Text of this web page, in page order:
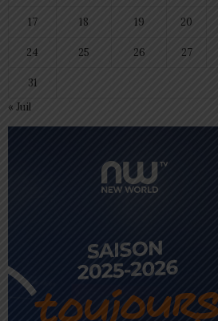
17 18 19 20
24 25 26 27
31
« Juil